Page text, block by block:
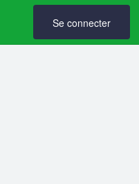
Se connecter